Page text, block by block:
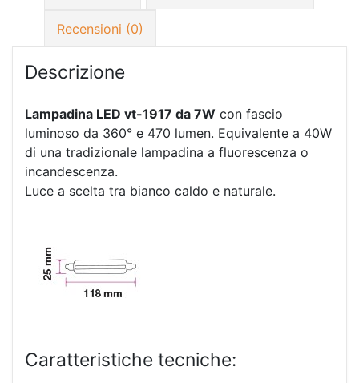
Recensioni (0)
Descrizione
Lampadina LED vt-1917 da 7W con fascio
luminoso da 360° e 470 lumen. Equivalente a 40W
di una tradizionale lampadina a fluorescenza o
incandescenza.
Luce a scelta tra bianco caldo e naturale.
Caratteristiche tecniche: